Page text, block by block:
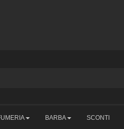
BARBA SCONTI